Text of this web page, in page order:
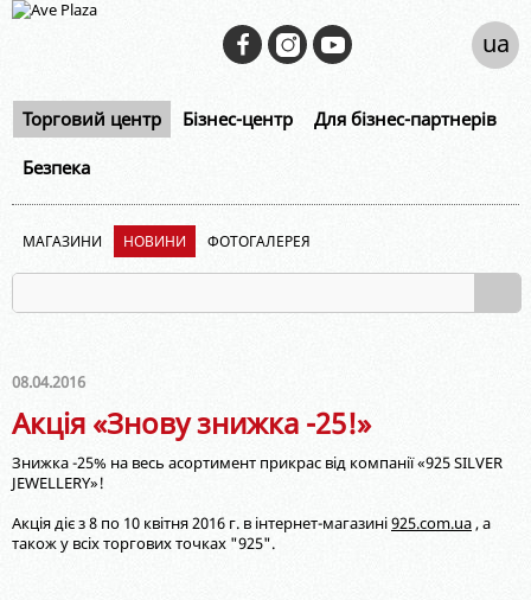
Торговий центр Бізнес-центр Для бізнес-партнерів
Безпека
ua
МАГАЗИНИ НОВИНИ ФОТОГАЛЕРЕЯ
08.04.2016
Акція «Знову знижка -25!»
Знижка -25% на весь асортимент прикрас від компанії «925 SILVER
JEWELLERY»!
Акція діє з 8 по 10 квітня 2016 г. в інтернет-магазині925.com.ua, а
також у всіх торгових точках "925".